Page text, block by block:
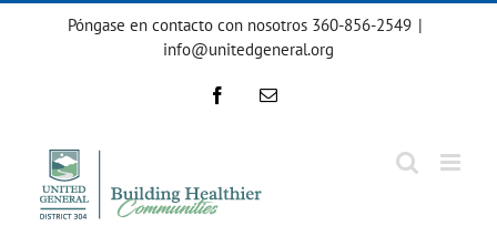
Póngase en contacto con nosotros 360-856-2549 |
info@unitedgeneral.org
FacebookCorreo